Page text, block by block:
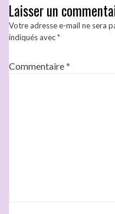
Laisser un
Votre adresse e-mail ne sera
indiqués avec*
Commentaire*